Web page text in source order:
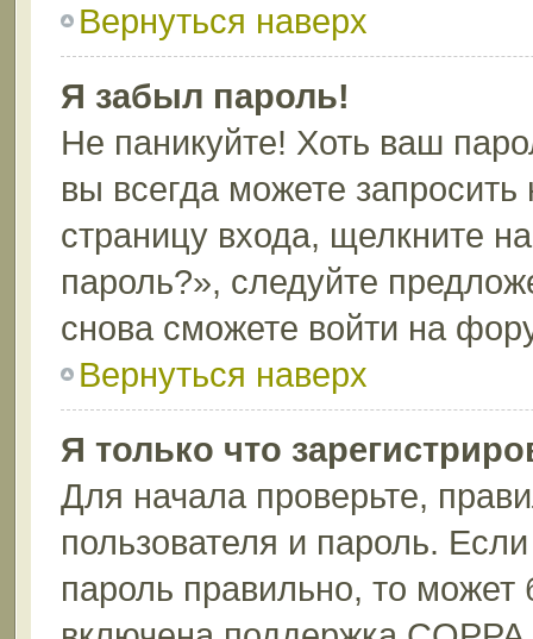
Вернуться наверх
Я забыл пароль!
Не паникуйте! Хоть ваш
вы всегда можете
страницу входа, щелкните
пароль?», следуйте
снова сможете войти на
Вернуться наверх
Я только что
Для начала проверьте,
пользователя и пароль.
пароль правильно, то